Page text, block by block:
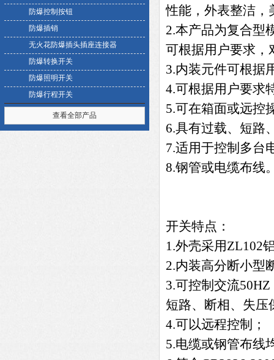
防爆控制按钮
防爆插销
无火花防爆插头插座连接器
防爆转换开关
防爆照明开关
防爆行程开关
查看全部产品
性能，外表整洁，
2.本产品为复合型
可根据用户要求，
3.内装元件可根据
4.可根据用户要求
5.可在箱面或远控
6.具有过载、短路
7.适用于控制多台
8.钢管或电缆布线
开关特点：
1.外壳采用ZL102
2.内装高分断小型
3.可控制交流
短路、断相、失压
4.可以远程控制；
5.电缆或钢管布线